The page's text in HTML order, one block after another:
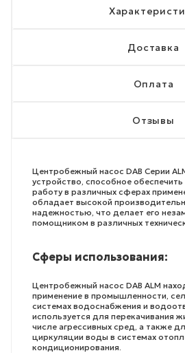
Доставка
Оплата
Отзывы
Центробежный насос DAB Серии
устройство, способное
работу в различных сферах
обладает высокой
надежностью, что делает его
помощником в различных
Сферы использования:
Центробежный насос DAB ALM
применение в промышленности,
системах водоснабжения и
используется для перекачивания
числе агрессивных сред, а также
циркуляции воды в системах
кондиционирования.